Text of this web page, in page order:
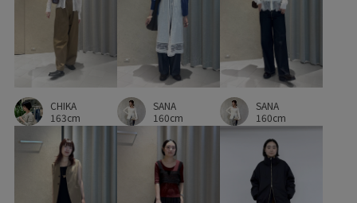
体型カバー 取り外し可能 大人カジュアル
快適な着心地 手編み
抜け感 日本製 春夏 本革 柔らかい風合い
牛革 着回しやすい 立体的 絶妙なシルエット
美脚 羽織としても使える 薄手
透かし編み 長さ調節可能 防臭効果
CHIKA
163cm
SANA
160cm
SANA
160cm